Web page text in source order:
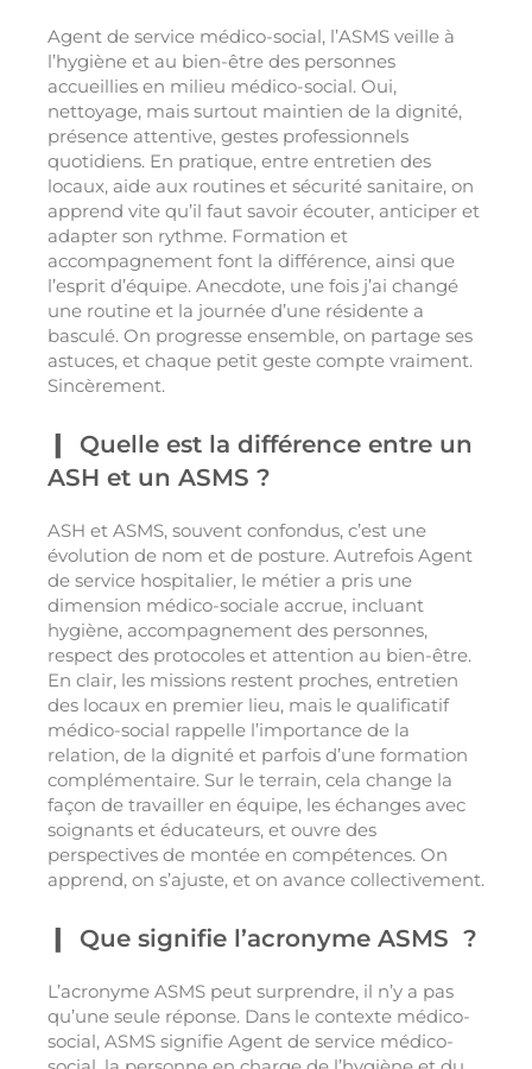
Agent de service médico-social, l’ASMS veille à
l’hygiène et au bien-être des personnes
accueillies en milieu médico-social. Oui,
nettoyage, mais surtout maintien de la dignité,
présence attentive, gestes professionnels
quotidiens. En pratique, entre entretien des
locaux, aide aux routines et sécurité sanitaire, on
apprend vite qu’il faut savoir écouter, anticiper et
adapter son rythme. Formation et
accompagnement font la différence, ainsi que
l’esprit d’équipe. Anecdote, une fois j’ai changé
une routine et la journée d’une résidente a
basculé. On progresse ensemble, on partage ses
astuces, et chaque petit geste compte vraiment.
Sincèrement.
Quelle est la différence entre un
ASH et un ASMS ?
ASH et ASMS, souvent confondus, c’est une
évolution de nom et de posture. Autrefois Agent
de service hospitalier, le métier a pris une
dimension médico-sociale accrue, incluant
hygiène, accompagnement des personnes,
respect des protocoles et attention au bien-être.
En clair, les missions restent proches, entretien
des locaux en premier lieu, mais le qualificatif
médico-social rappelle l’importance de la
relation, de la dignité et parfois d’une formation
complémentaire. Sur le terrain, cela change la
façon de travailler en équipe, les échanges avec
soignants et éducateurs, et ouvre des
perspectives de montée en compétences. On
apprend, on s’ajuste, et on avance collectivement.
Que signifie l’acronyme ASMS ?
L’acronyme ASMS peut surprendre, il n’y a pas
qu’une seule réponse. Dans le contexte médico-
social, ASMS signifie Agent de service médico-